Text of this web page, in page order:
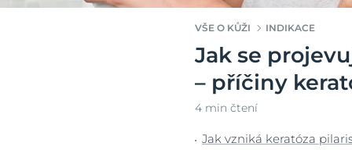
Podrážděná
Popraskaná
Popraskané
Podrážděná pokožka
Výrobky a
VŠE O KŮŽI INDIKACE
Jak se
– příčiny
4 min čtení
Jak vzniká keratóza